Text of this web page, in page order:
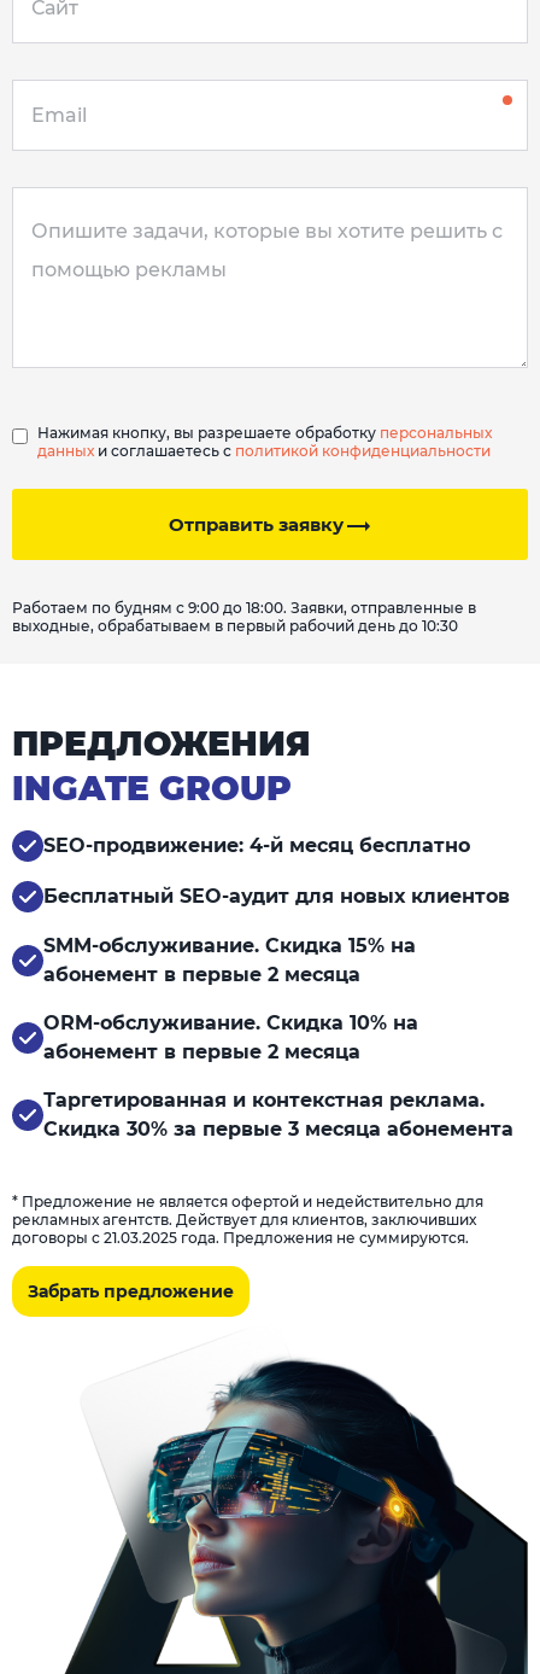
Отправить заявку
Нажимая кнопку, вы разрешаете обработку персональных
данных и соглашаетесь с политикой конфиденциальности
Работаем по будням с 9:00 до 18:00. Заявки, отправленные в
выходные, обрабатываем в первый рабочий день до 10:30
ПРЕДЛОЖЕНИЯ
INGATE GROUP
SEO-продвижение: 4-й месяц бесплатно
Бесплатный SEO-аудит для новых клиентов
SMM-обслуживание. Скидка 15% на
абонемент в первые 2 месяца
ORM-обслуживание. Скидка 10% на
абонемент в первые 2 месяца
Таргетированная и контекстная реклама.
Скидка 30% за первые 3 месяца абонемента
* Предложение не является офертой и недействительно для
рекламных агентств. Действует для клиентов, заключивших
договоры с 21.03.2025 года. Предложения не суммируются.
Забрать предложение